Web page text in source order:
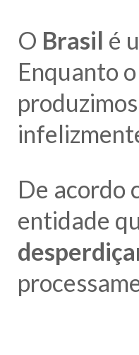
O Brasil é
Enquanto
De acordo
entidade